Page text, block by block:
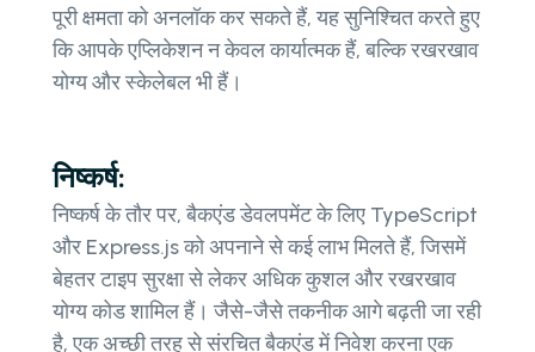
पूरी क्षमता को अनलॉक कर सकते हैं, यह सुनिश्चित करते हुए
कि आपके एप्लिकेशन न केवल कार्यात्मक हैं, बल्कि रखरखाव
योग्य और स्केलेबल भी हैं।
निष्कर्ष:
निष्कर्ष के तौर पर, बैकएंड डेवलपमेंट के लिए TypeScript
और Express.js को अपनाने से कई लाभ मिलते हैं, जिसमें
बेहतर टाइप सुरक्षा से लेकर अधिक कुशल और रखरखाव
योग्य कोड शामिल हैं। जैसे-जैसे तकनीक आगे बढ़ती जा रही
है, एक अच्छी तरह से संरचित बैकएंड में निवेश करना एक